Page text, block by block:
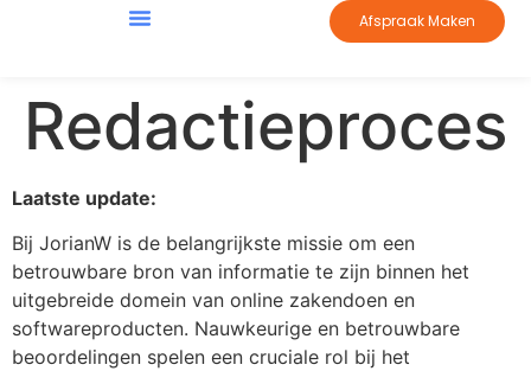
Afspraak Maken
Redactieproces
Laatste update:
Bij JorianW is de belangrijkste missie om een
betrouwbare bron van informatie te zijn binnen het
uitgebreide domein van online zakendoen en
softwareproducten. Nauwkeurige en betrouwbare
beoordelingen spelen een cruciale rol bij het